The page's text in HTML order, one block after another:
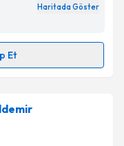
Haritada Göster
Et
takvimi talebi
almanız için bir
bilgilendireceğiz.